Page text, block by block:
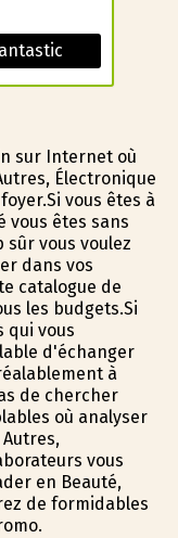
sur Internet où
Électronique
vous êtes à
vous êtes sans
sûr vous voulez
dans vos
catalogue de
les budgets.Si
qui vous
d'échanger
à
de chercher
où analyser
vous
en Beauté,
de formidables